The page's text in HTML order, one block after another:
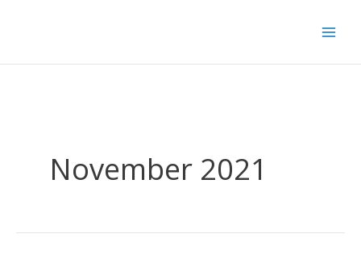
November 2021